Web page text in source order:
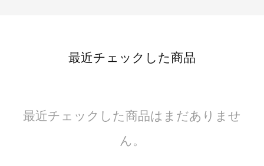
最近チェックした商品
最近チェックした商品はまだありませ
ん。